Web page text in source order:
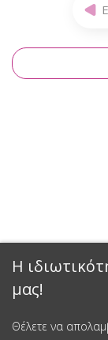
Η
μας!
Θέλετε να